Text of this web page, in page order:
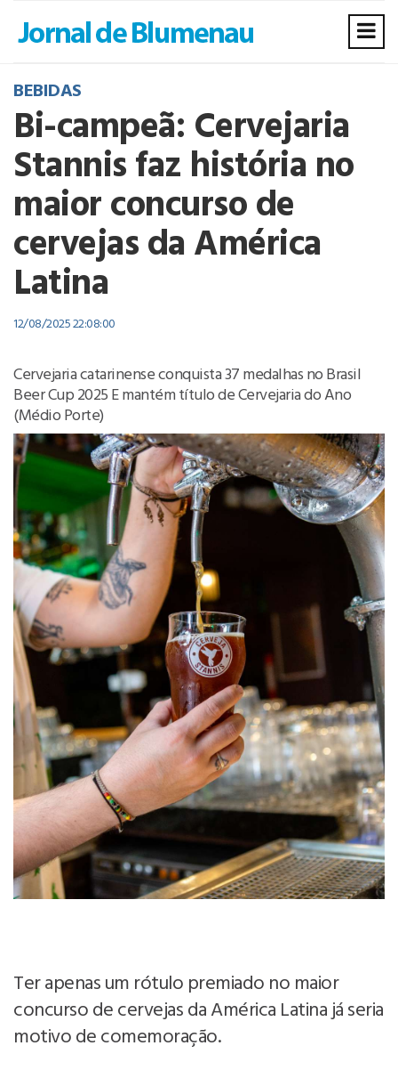
BEBIDAS
Bi-campeã: Cervejaria
Stannis faz história no
maior concurso de
cervejas da América
Latina
12/08/2025 22:08:00
Cervejaria catarinense conquista 37 medalhas no Brasil
Beer Cup 2025 E mantém título de Cervejaria do Ano
(Médio Porte)
Ter apenas um rótulo premiado no maior
concurso de cervejas da América Latina já seria
motivo de comemoração.